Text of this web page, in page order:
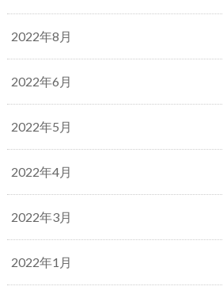
2022年8月
2022年6月
2022年5月
2022年4月
2022年3月
2022年1月